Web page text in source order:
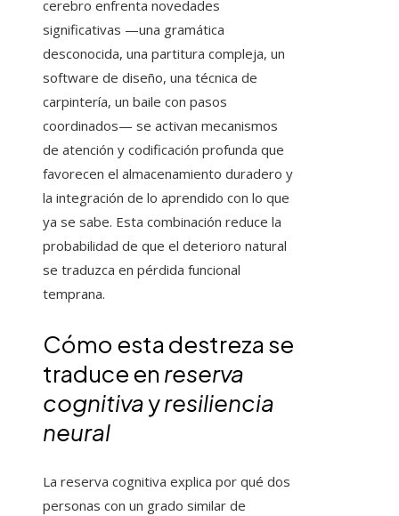
cerebro enfrenta novedades
significativas —una gramática
desconocida, una partitura compleja, un
software de diseño, una técnica de
carpintería, un baile con pasos
coordinados— se activan mecanismos
de atención y codificación profunda que
favorecen el almacenamiento duradero y
la integración de lo aprendido con lo que
ya se sabe. Esta combinación reduce la
probabilidad de que el deterioro natural
se traduzca en pérdida funcional
temprana.
Cómo esta destreza se
traduce en reserva
cognitivayresiliencia
neural
La reserva cognitiva explica por qué dos
personas con un grado similar de